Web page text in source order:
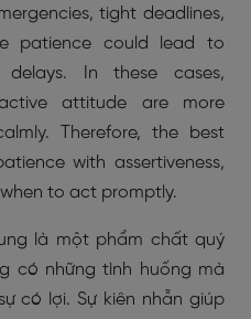
tight deadlines,
patience could lead to
delays. In these cases,
attitude are more
Therefore, the best
with assertiveness,
to act promptly.
là một phẩm chất quý
có những tình huống mà
có lợi. Sự kiên nhẫn giúp